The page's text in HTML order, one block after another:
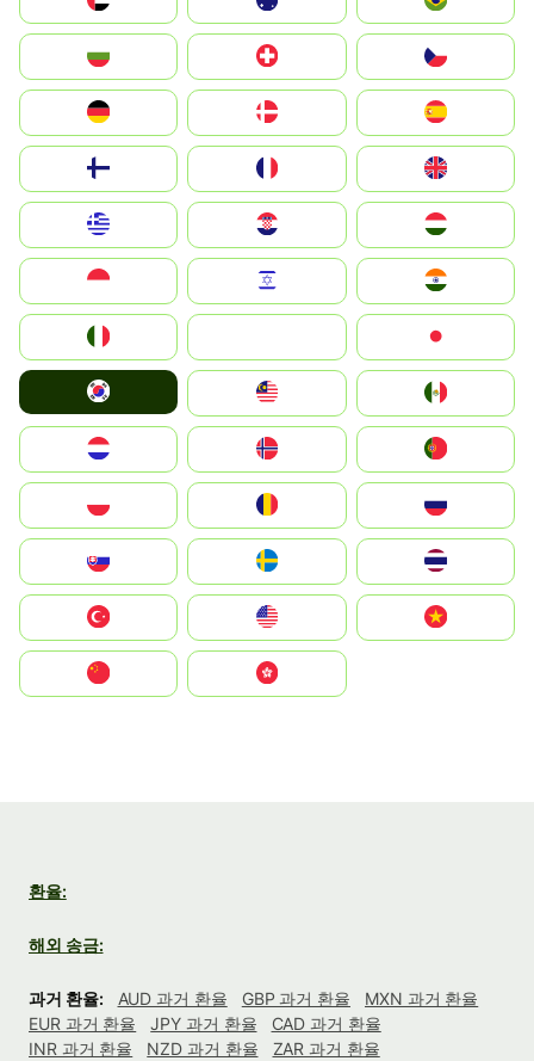
Switzerland
Deutschland
United Kingdom
Magyarország
South Korea
United States
中國香港特別行政區
환율:
해외 송금:
과거 환율: AUD 과거 환율 GBP 과거 환율
MXN 과거 환율
EUR 과거 환율
JPY 과거 환율
CAD 과거 환율
INR 과거 환율
NZD 과거 환율
ZAR 과거 환율